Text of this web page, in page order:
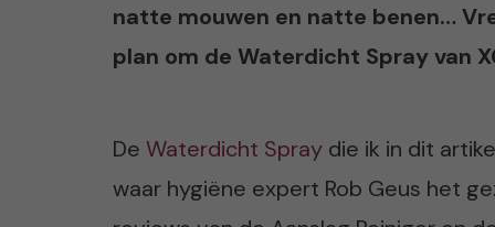
natte mouwen en natte benen…
plan om de Waterdicht Spray van
De Waterdicht Spray die ik in dit
waar hygiëne expert Rob Geus het